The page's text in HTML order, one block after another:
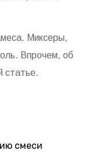
Миксеры,
Впрочем, об
статье.
смеси